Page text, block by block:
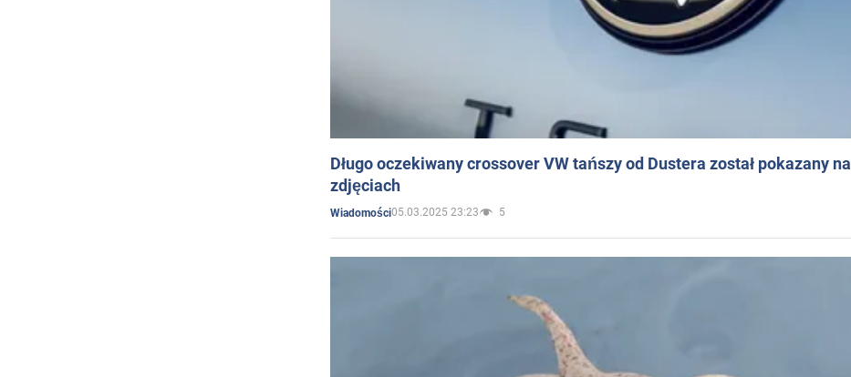
Długo oczekiwany crossover VW tańszy od Dustera został pokazany na
zdjęciach
Wiadomości05.03.2025 23:23 5